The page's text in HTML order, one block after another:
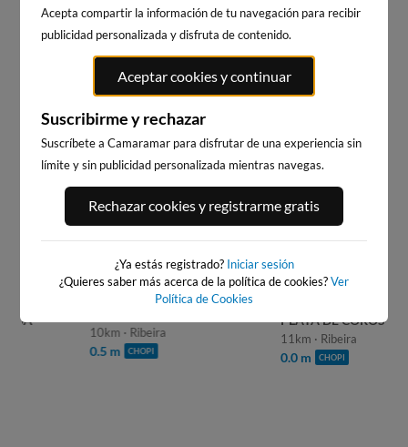
WEBCAM ILLA DE SÁLVORA
WEBCAMS CERCANAS
10km · Ribeira
CHOPI
PLAYA DE COROSO
11km · Ribeira
CHOPI
Acepta compartir la información de tu navegación para recibir
publicidad personalizada y disfruta de contenido.
Aceptar cookies y continuar
Suscribirme y rechazar
Suscríbete a Camaramar para disfrutar de una experiencia sin
límite y sin publicidad personalizada mientras navegas.
Rechazar cookies y registrarme gratis
¿Ya estás registrado? Iniciar sesión
¿Quieres saber más acerca de la política de cookies?Ver
Política de Cookies